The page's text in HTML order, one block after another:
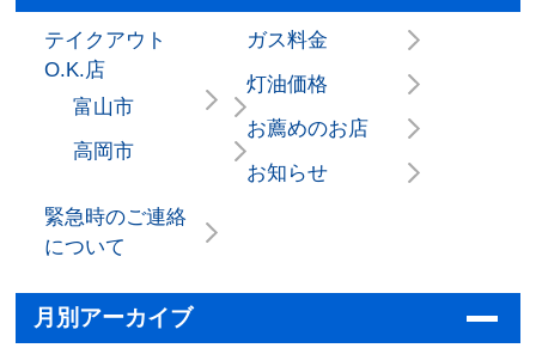
テイクアウト
O.K.店
富山市
高岡市
ガス料金
灯油価格
お薦めのお店
お知らせ
緊急時のご連絡
について
月別アーカイブ